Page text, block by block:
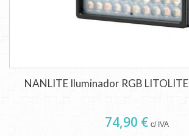
NANLITE Iluminador RGB
74,90 € c/ IVA